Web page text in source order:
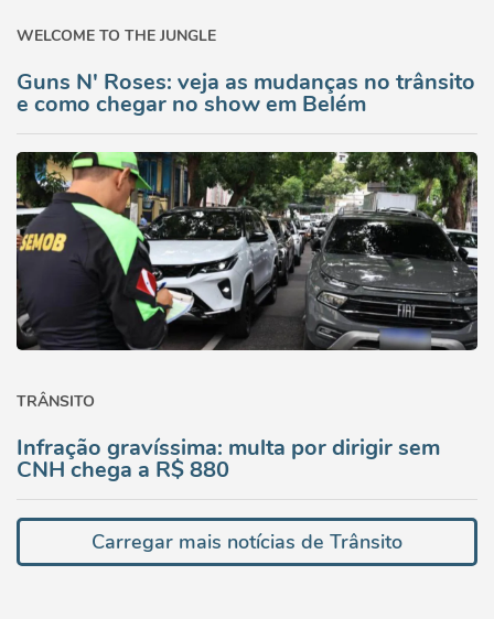
WELCOME TO THE JUNGLE
Guns N' Roses: veja as mudanças no trânsito
e como chegar no show em Belém
TRÂNSITO
Infração gravíssima: multa por dirigir sem
CNH chega a R$ 880
Carregar mais notícias de Trânsito